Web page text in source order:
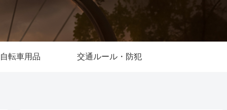
自転車用品 交通ルール・防犯